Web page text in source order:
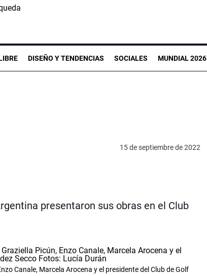
DISEÑO Y TENDENCIAS SOCIALES MUNDIAL 2026
15 de septiembre de 2022
presentaron sus obras en el Club
Canale, Marcela Arocena y el presidente del Club de Golf